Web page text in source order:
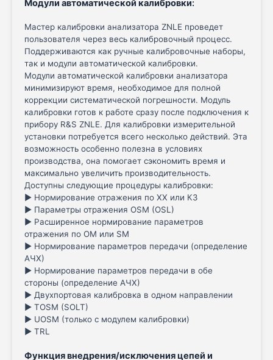
Модули автоматической калибровки:
Мастер калибровки анализатора ZNLE проведет
пользователя через весь калибровочный процесс.
Поддерживаются как ручные калибровочные наборы,
так и модули автоматической калибровки.
Модули автоматической калибровки анализатора
минимизируют время, необходимое для полной
коррекции систематической погрешности. Модуль
калибровки готов к работе сразу после подключения к
прибору R&S ZNLE. Для калибровки измерительной
установки потребуется всего несколько действий. Эта
возможность особенно полезна в условиях
производства, она помогает сэкономить время и
максимально увеличить производительность.
Доступны следующие процедуры калибровки:
► Нормирование отражения по ХХ или КЗ
► Параметры отражения OSM (OSL)
► Расширенное нормирование параметров
отражения по OM или SM
► Нормирование параметров передачи (определение
АЧХ)
► Нормирование параметров передачи в обе
стороны (определение АЧХ)
► Двухпортовая калибровка в одном направлении
► TOSM (SOLT)
► UOSM (только с модулем калибровки)
► TRL
Функция внедрения/исключения цепей и